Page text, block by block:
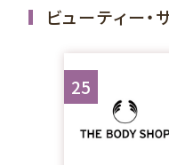
ビューティー・
25